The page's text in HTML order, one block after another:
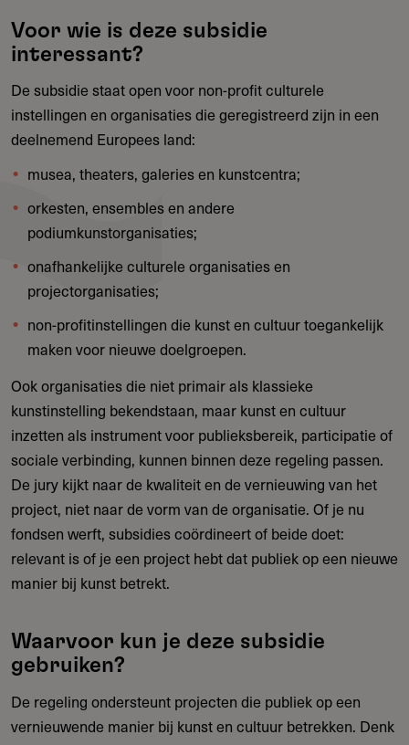
Voor wie is deze subsidie
interessant?
De subsidie staat open voor non-profit culturele
instellingen en organisaties die geregistreerd zijn in een
deelnemend Europees land:
musea, theaters, galeries en kunstcentra;
orkesten, ensembles en andere
podiumkunstorganisaties;
onafhankelijke culturele organisaties en
projectorganisaties;
non-profitinstellingen die kunst en cultuur toegankelijk
maken voor nieuwe doelgroepen.
Ook organisaties die niet primair als klassieke
kunstinstelling bekendstaan, maar kunst en cultuur
inzetten als instrument voor publieksbereik, participatie of
sociale verbinding, kunnen binnen deze regeling passen.
De jury kijkt naar de kwaliteit en de vernieuwing van het
project, niet naar de vorm van de organisatie. Of je nu
fondsen werft, subsidies coördineert of beide doet:
relevant is of je een project hebt dat publiek op een nieuwe
manier bij kunst betrekt.
Waarvoor kun je deze subsidie
gebruiken?
De regeling ondersteunt projecten die publiek op een
vernieuwende manier bij kunst en cultuur betrekken. Denk